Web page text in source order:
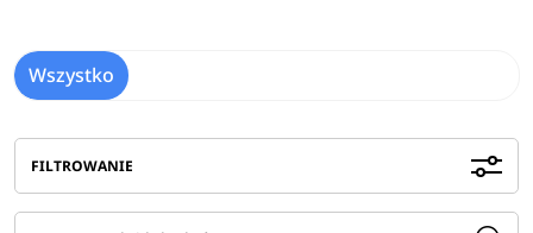
Wszystko
FILTROWANIE